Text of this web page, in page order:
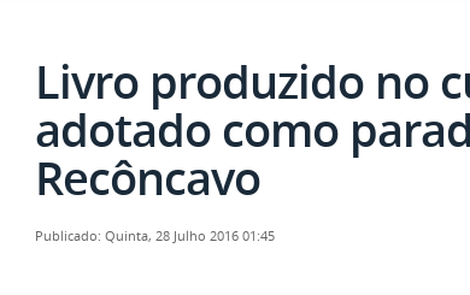
Livro produzido no
adotado como
Recôncavo
Publicado: Quinta, 28 Julho 2016 01:45